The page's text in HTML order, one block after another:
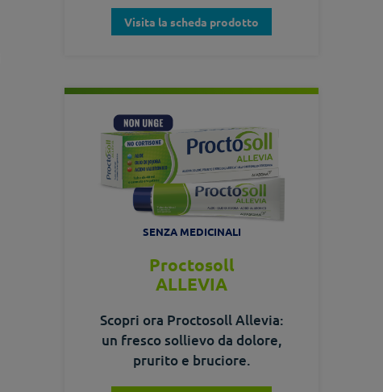
Visita la scheda prodotto
SENZA MEDICINALI
Proctosoll
ALLEVIA
Scopri ora Proctosoll Allevia:
un fresco sollievo da dolore,
prurito e bruciore.